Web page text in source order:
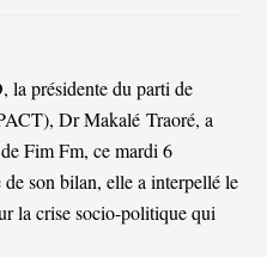
la présidente du parti de
Dr Makalé Traoré, a
Fim Fm, ce mardi 6
son bilan, elle a interpellé le
la crise socio-politique qui